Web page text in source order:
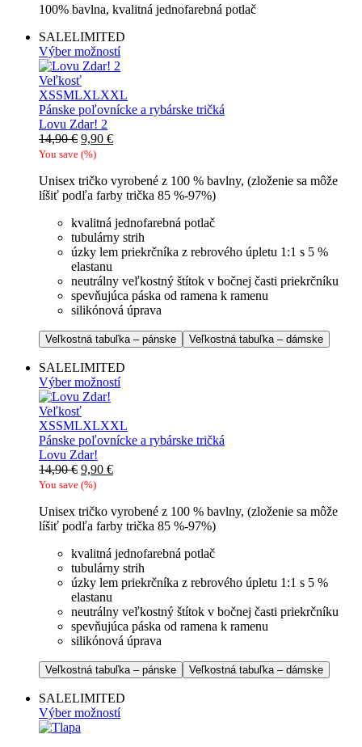
14,90 €.9,90 €.
100% bavlna, kvalitná jednofarebná potlač
SALELIMITED
Výber možností
Veľkosť
XSSMLXLXXL
Pánske poľovnícke a rybárske tričká
Lovu Zdar! 2
14,90€ Pôvodná
cena
14,90 €.
9,90 €Aktuálna
9,90 €.
You save (%)
Unisex tričko vyrobené z 100 % bavlny, (zloženie sa môže
líšiť podľa farby trička 85 %-97%)
kvalitná jednofarebná potlač
tubulárny strih
úzky lem priekrčníka z rebrového úpletu 1:1 s 5 %
elastanu
neutrálny veľkostný štítok v bočnej časti priekrčníku
spevňujúca páska od ramena k ramenu
silikónová úprava
Veľkostná tabuľka – pánske Veľkostná tabuľka – dámske
SALELIMITED
Výber možností
Veľkosť
XSSMLXLXXL
Pánske poľovnícke a rybárske tričká
Lovu Zdar!
14,90€ Pôvodná
cena
14,90 €.
9,90 €Aktuálna
9,90 €.
You save (%)
Unisex tričko vyrobené z 100 % bavlny, (zloženie sa môže
líšiť podľa farby trička 85 %-97%)
kvalitná jednofarebná potlač
tubulárny strih
úzky lem priekrčníka z rebrového úpletu 1:1 s 5 %
elastanu
neutrálny veľkostný štítok v bočnej časti priekrčníku
spevňujúca páska od ramena k ramenu
silikónová úprava
Veľkostná tabuľka – pánske Veľkostná tabuľka – dámske
SALELIMITED
Výber možností